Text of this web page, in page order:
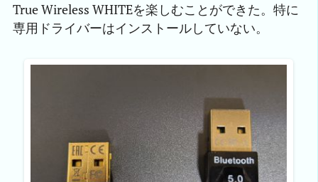
True Wireless WHITEを楽しむことができた。特に
専用ドライバーはインストールしていない。